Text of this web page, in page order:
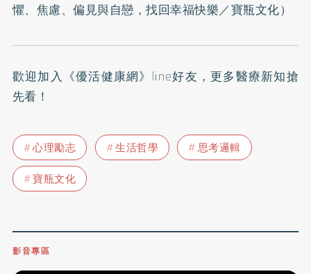
懼、焦慮、偏見與自戀，找回幸福快樂／寶瓶文化）
歡迎加入 《優活健康網》line好友 ，更多醫療新知搶
先看！
心理勵志 生活哲學
思考邏輯
寶瓶文化
影音專區